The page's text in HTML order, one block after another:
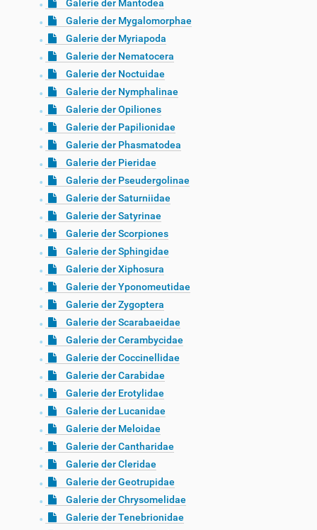
Galerie der Mantodea
Galerie der Mygalomorphae
Galerie der Myriapoda
Galerie der Nematocera
Galerie der Noctuidae
Galerie der Nymphalinae
Galerie der Opiliones
Galerie der Papilionidae
Galerie der Phasmatodea
Galerie der Pieridae
Galerie der Pseudergolinae
Galerie der Saturniidae
Galerie der Satyrinae
Galerie der Scorpiones
Galerie der Sphingidae
Galerie der Xiphosura
Galerie der Yponomeutidae
Galerie der Zygoptera
Galerie der Scarabaeidae
Galerie der Cerambycidae
Galerie der Coccinellidae
Galerie der Carabidae
Galerie der Erotylidae
Galerie der Lucanidae
Galerie der Meloidae
Galerie der Cantharidae
Galerie der Cleridae
Galerie der Geotrupidae
Galerie der Chrysomelidae
Galerie der Tenebrionidae